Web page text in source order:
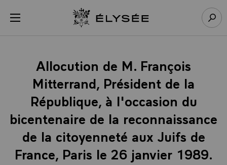
menu Retour à l’accueil Élysée
Allocution de M. François
Mitterrand, Président de la
République, à l'occasion du
bicentenaire de la reconnaissance
de la citoyenneté aux Juifs de
France, Paris le 26 janvier 1989.
Panneau de gestion des cookies